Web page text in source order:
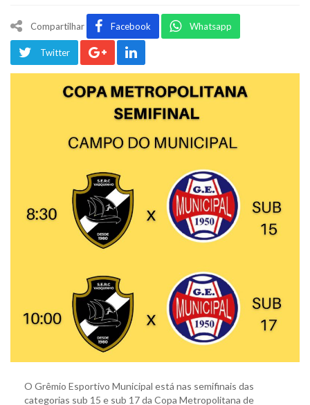
Compartilhar Facebook Whatsapp
Twitter
O Grêmio Esportivo Municipal está nas semifinais das
categorias sub 15 e sub 17 da Copa Metropolitana de